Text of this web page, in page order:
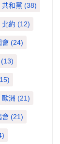
共和黨 (38)
北約 (12)
會 (24)
(13)
歐洲 (21)
會 (21)